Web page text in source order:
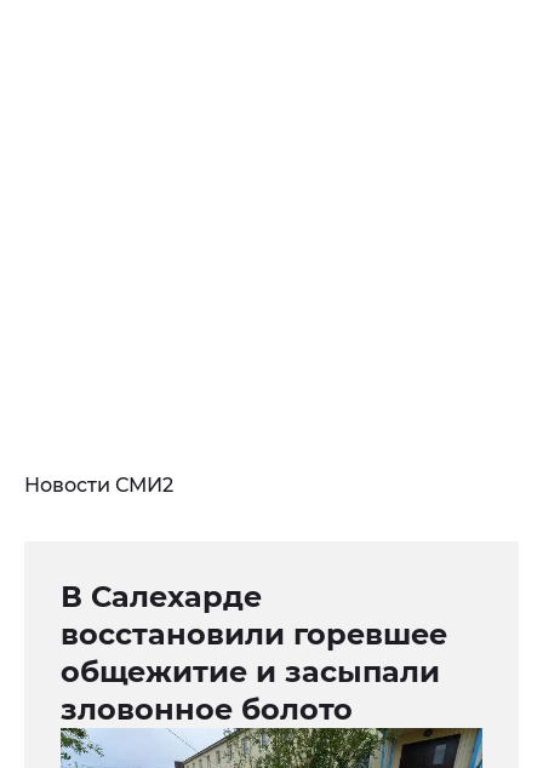
Новости СМИ2
В Салехарде
восстановили горевшее
общежитие и засыпали
зловонное болото